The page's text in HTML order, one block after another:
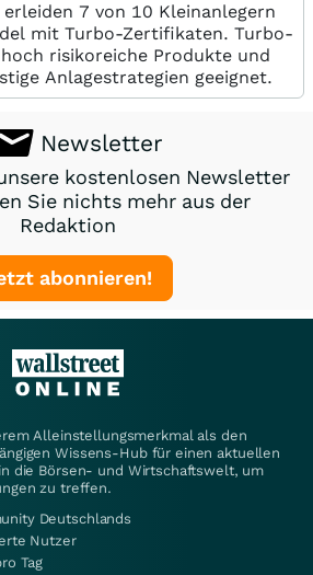
7 von 10 Kleinanlegern
mit Turbo-Zertifikaten. Turbo-
risikoreiche Produkte und
Anlagestrategien geeignet.
Newsletter
kostenlosen Newsletter
Sie nichts mehr aus der
Redaktion
abonnieren!
Alleinstellungsmerkmal als den
Wissens-Hub für einen aktuellen
die Börsen- und Wirtschaftswelt, um
zu treffen.
Deutschlands
Nutzer
Tag